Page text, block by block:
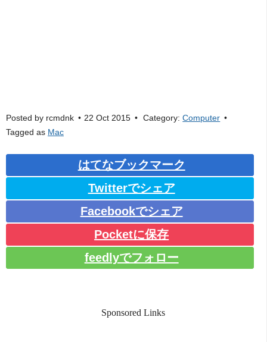
Posted by rcmdnk 22 Oct 2015 Category:Computer
Tagged as Mac
はてなブックマーク
Twitterでシェア
Facebookでシェア
Pocketに保存
feedlyでフォロー
Sponsored Links